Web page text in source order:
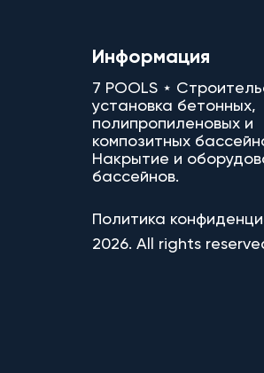
Информация
7 POOLS ⋆
установка бетонных,
полипропиленовых и
композитных
Накрытие и
бассейнов.
Политика
2026. All rights